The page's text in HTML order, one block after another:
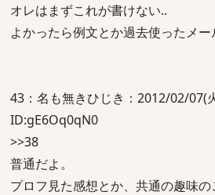
オレはまずこれが書けない..
よかったら例文とか過去使ったメー
43：名も無きひじき：2012/02/07(
ID:gE6Oq0qN0
>>38
普通だよ。
プロフ見た感想とか、共通の趣味